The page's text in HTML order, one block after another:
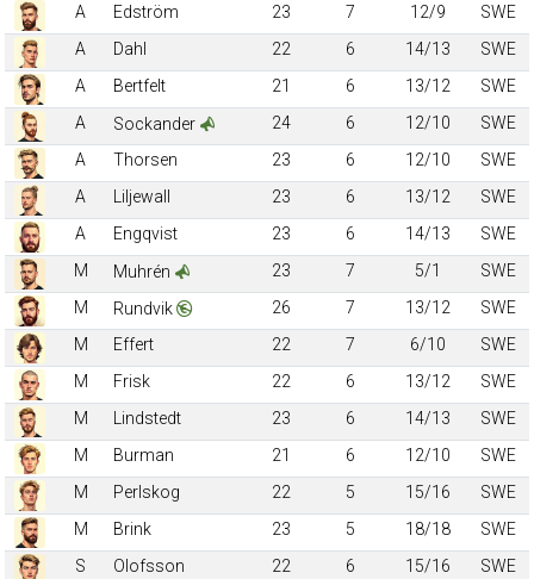
A
Edström 23 7 12/9
SWE
A
Dahl 22 6 14/13
SWE
A
Bertfelt 21 6 13/12
SWE
A
Sockander 24 6 12/10
SWE
A
Thorsen 23 6 12/10
SWE
A
Liljewall 23 6 13/12
SWE
A
Engqvist 23 6 14/13
SWE
M
Muhrén 23 7 5/1
SWE
M
Rundvik 26 7 13/12
SWE
M
Effert 22 7 6/10
SWE
M
Frisk 22 6 13/12
SWE
M
Lindstedt 23 6 14/13
SWE
M
Burman 21 6 12/10
SWE
M
Perlskog 22 5 15/16
SWE
M
Brink 23 5 18/18
SWE
S
Olofsson 22 6 15/16
SWE